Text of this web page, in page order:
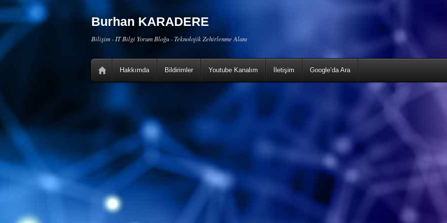
Burhan KARADERE
Bilişim - IT Bilgi Yorum Bloğu - Teknolojik Zehirlenme Alanı
Hakkımda Bildirimler Youtube Kanalım İletişim Google’da Ara